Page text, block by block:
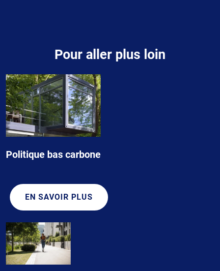
Pour aller plus loin
Politique bas carbone
EN SAVOIR PLUS